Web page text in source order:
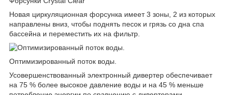
Новая циркуляционная форсунка имеет 3 зоны, 2 из которых
направлены вниз, чтобы поднять песок и грязь со дна спа
бассейна и переместить их на фильтр.
Оптимизированный поток воды.
Усовершенствованный электронный дивертер обеспечивает
на 75 % более высокое давление воды и на 45 % меньше